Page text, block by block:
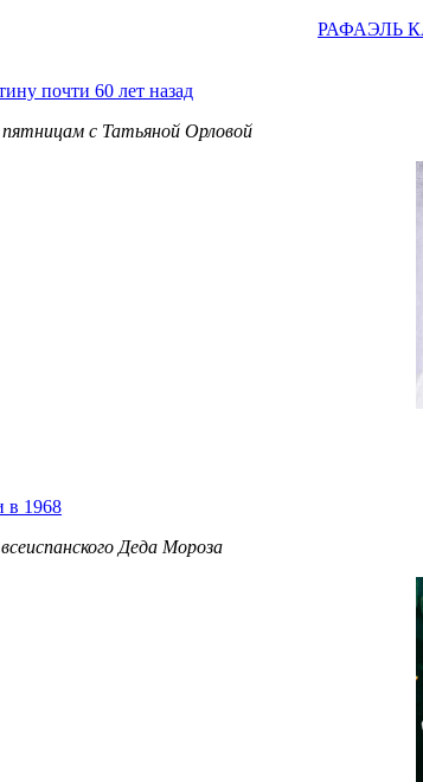
РАФАЭЛЬ
почти 60 лет назад
с Татьяной Орловой
в 1968
Деда Мороза